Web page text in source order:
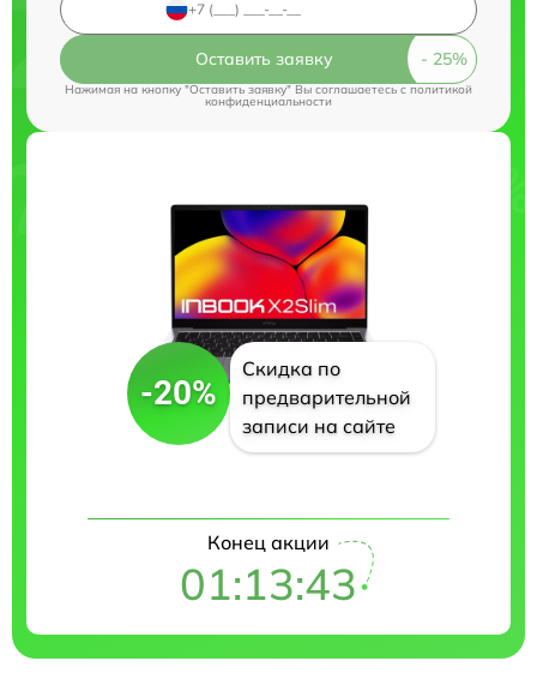
Оставить заявку
Нажимая на кнопку "Оставить заявку" Вы соглашаетесь cполитикой
конфиденциальности
-20%
Скидка по
предварительной
записи на сайте
Конец акции
01:13:42